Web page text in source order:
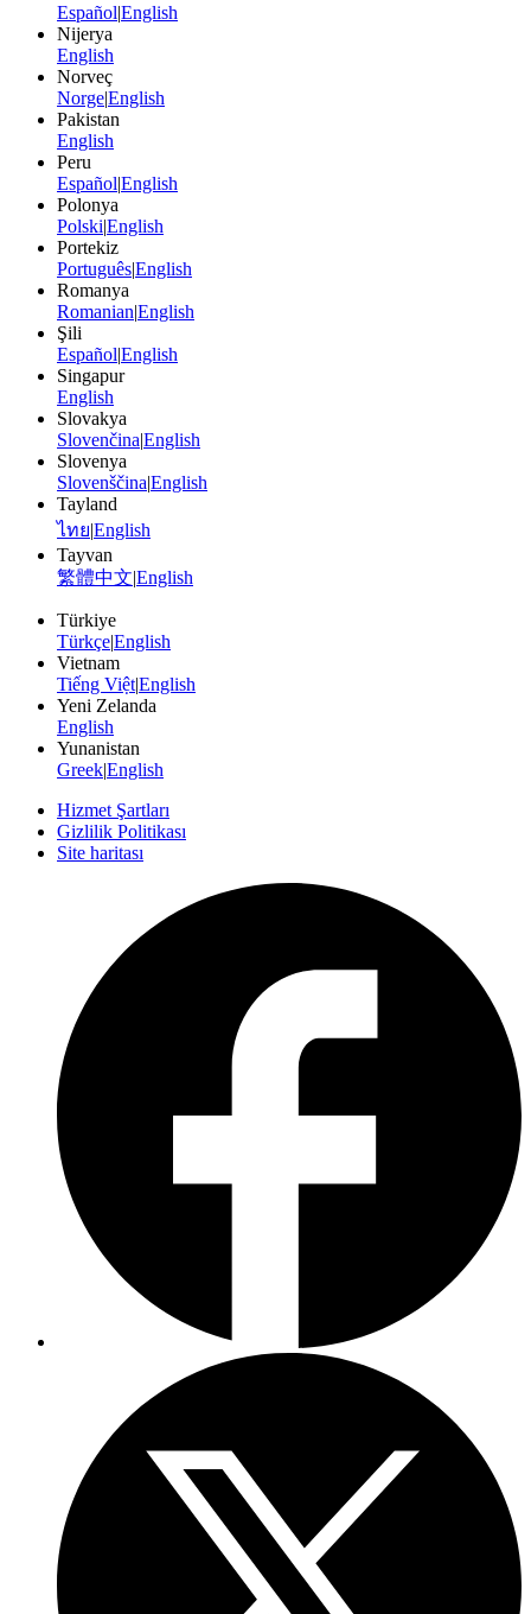
Español|English
Nijerya
English
Norveç
Norge|English
Pakistan
English
Peru
Español|English
Polonya
Polski|English
Portekiz
Português|English
Romanya
Romanian|English
Şili
Español|English
Singapur
English
Slovakya
Slovenčina|English
Slovenya
Slovenščina|English
Tayland
ไทย|English
Tayvan
繁體中文|English
Türkiye
Türkçe|English
Vietnam
Tiếng Việt|English
Yeni Zelanda
English
Yunanistan
Greek|English
Hizmet Şartları
Gizlilik Politikası
Site haritası